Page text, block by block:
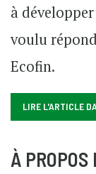
à
voulu
Ecofin.
LIRE L'ARTICLE
À